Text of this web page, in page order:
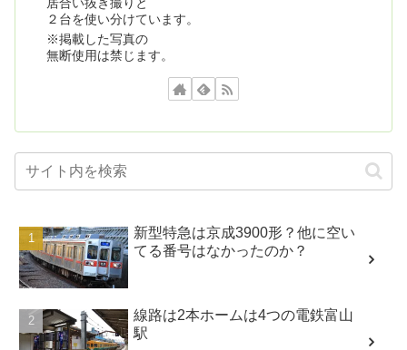
２台を使い分けています。
※掲載した写真の
無断使用は禁じます。
新型特急は京成3900形？他に空い
てる番号はなかったのか？
線路は2本ホームは4つの電鉄富山
駅